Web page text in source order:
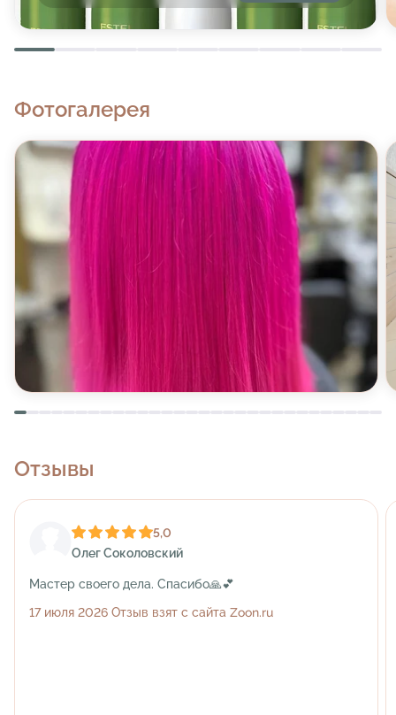
Фотогалерея
Отзывы
5,0
Олег Соколовский
Мастер своего дела. Спасибо🙏💕
17 июля 2026 Отзыв взят с сайта Zoon.ru